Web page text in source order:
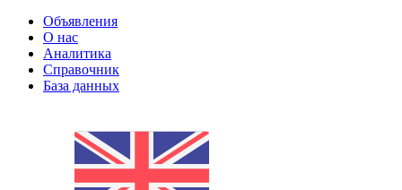
Объявления
О нас
Аналитика
Справочник
База данных